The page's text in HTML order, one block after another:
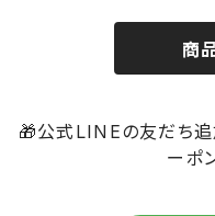
商
🎁公式LINEの友だち追
ーポ